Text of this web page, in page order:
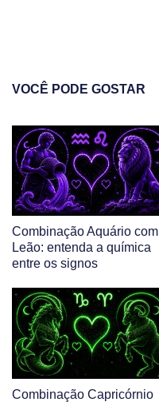
VOCÊ PODE GOSTAR
Combinação Aquário com
Leão: entenda a química
entre os signos
Combinação Capricórnio